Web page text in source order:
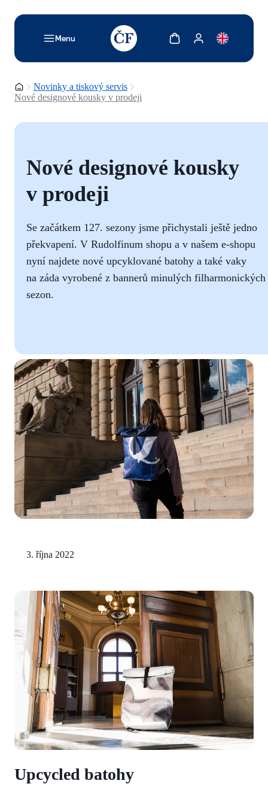
Menu
TODO: Add description for reader
Zobrazit košíkZobrazit můj účet
Domovská stránka
Novinky a tiskový servis
Nové designové kousky v prodeji
Nové designové kousky
v prodeji
Se začátkem 127. sezony jsme přichystali ještě jedno
překvapení. V Rudolfinum shopu a v našem e-shopu
nyní najdete nové upcyklované batohy a také vaky
na záda vyrobené z bannerů minulých filharmonických
sezon.
3. října 2022
Upcycled batohy